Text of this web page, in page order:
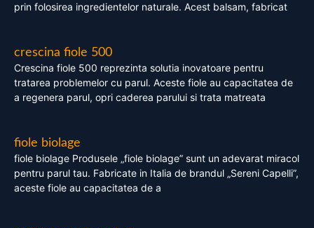
prin folosirea ingredientelor naturale. Acest balsam, fabricat
crescina fiole 500
Crescina fiole 500 reprezinta solutia inovatoare pentru
tratarea problemelor cu parul. Aceste fiole au capacitatea de
a regenera parul, opri caderea parului si trata matreata
fiole biolage
fiole biolage Produsele „fiole biolage” sunt un adevarat miracol
pentru parul tau. Fabricate in Italia de brandul „Sereni Capelli”,
aceste fiole au capacitatea de a